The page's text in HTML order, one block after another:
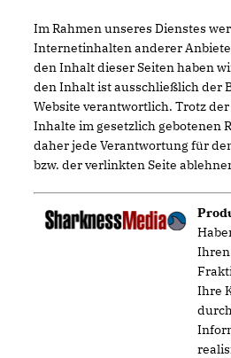
Im Rahmen unseres Dienstes
Internetinhalten anderer
den Inhalt dieser Seiten haben
den Inhalt ist ausschließlich der
Website verantwortlich. Trotz
Inhalte im gesetzlich gebotenen
daher jede Verantwortung für
bzw. der verlinkten Seite
Ihren
Ihre